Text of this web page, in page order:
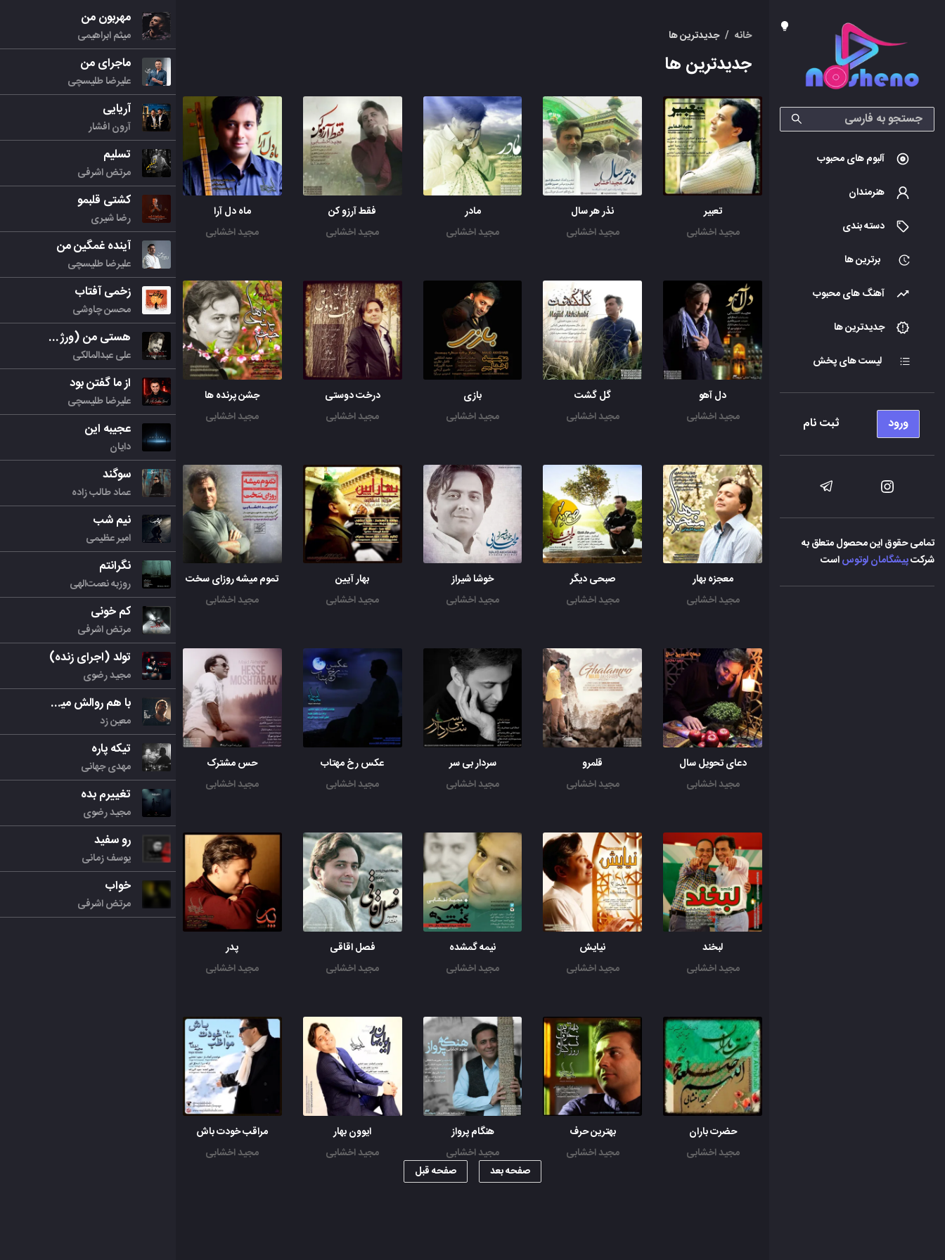
آلبوم های محبوب
هنرمندان
دسته بندی
برترین ها
آهنگ های محبوب
جدیدترین ها
لیست های پخش
ورود ثبت نام
تمامی حقوق این محصول متعلق به
شرکتپیشگامان لوتوساست
خانه / جدیدترین ها
جدیدترین ها
تعبیر
مجید اخشابی
نذر هر سال
مجید اخشابی
مادر
مجید اخشابی
فقط آرزو کن
مجید اخشابی
ماه دل آرا
مجید اخشابی
دل آهو
مجید اخشابی
گل گشت
مجید اخشابی
بازی
مجید اخشابی
درخت دوستی
مجید اخشابی
جشن پرنده ها
مجید اخشابی
معجزه بهار
مجید اخشابی
صبحی دیگر
مجید اخشابی
خوشا شیراز
مجید اخشابی
بهار آیین
مجید اخشابی
تموم میشه روزای سخت
مجید اخشابی
دعای تحویل سال
مجید اخشابی
قلمرو
مجید اخشابی
سردار بی سر
مجید اخشابی
عکس رخ مهتاب
مجید اخشابی
حس مشترک
مجید اخشابی
لبخند
مجید اخشابی
نیایش
مجید اخشابی
نیمه گمشده
مجید اخشابی
فصل اقاقی
مجید اخشابی
پدر
مجید اخشابی
حضرت باران
مجید اخشابی
بهترین حرف
مجید اخشابی
هنگام پرواز
مجید اخشابی
ایوون بهار
مجید اخشابی
مراقب خودت باش
مجید اخشابی
صفحه بعد
صفحه قبل
مهربون من
میثم ابراهیمی
ماجرای من
علیرضا طلیسچی
آریایی
آرون افشار
تسلیم
مرتض اشرفی
کشتی قلبمو
رضا شیری
آینده غمگین من
علیرضا طلیسچی
زخمی آفتاب
محسن چاوشی
هستی من (ورژن جدید)
علی عبدالمالکی
از ما گفتن بود
علیرضا طلیسچی
عجیبه این
دایان
سوگند
عماد طالب زاده
نیم شب
امیر عظیمی
نگرانتم
روزبه نعمت‌الهی
کم خونی
مرتض اشرفی
تولد (اجرای زنده)
مجید رضوی
با هم روالش میکنیم
معین زد
تیکه پاره
مهدی جهانی
تغییرم بده
مجید رضوی
رو سفید
یوسف زمانی
خواب
مرتض اشرفی